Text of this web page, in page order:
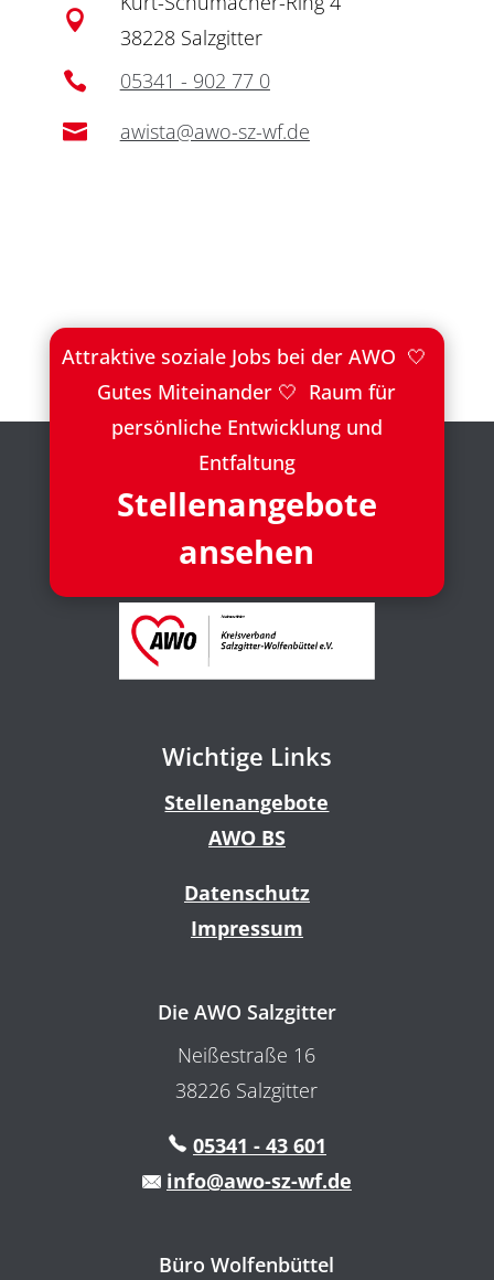

38228 Salzgitter
 05341 - 902 77 0
 awista@awo-sz-wf.de
Attraktive soziale Jobs bei der AWO 🤍
Gutes Miteinander 🤍 Raum für
persönliche Entwicklung und
Entfaltung
Stellenangebote
ansehen
Wichtige Links
Stellenangebote
AWO BS
Datenschutz
Impressum
Die AWO Salzgitter
Neißestraße 16
38226 Salzgitter
05341 - 43 601
info@awo-sz-wf.de
Büro Wolfenbüttel